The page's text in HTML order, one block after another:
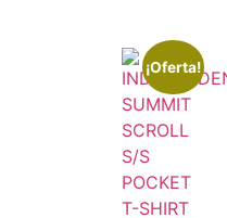
¡Oferta!